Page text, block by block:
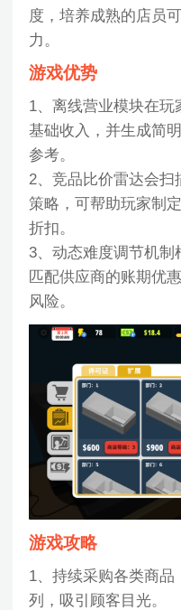
度，培养成熟的店员
力。
游戏优势
1、离线营业模块在玩
基础收入，并生成简
参考。
2、竞品比价雷达会
策略，可帮助玩家制
折扣。
3、动态难度调节机制
匹配供应商的账期优
风险。
游戏攻略
1、持续采购各类商
列，吸引顾客目光。